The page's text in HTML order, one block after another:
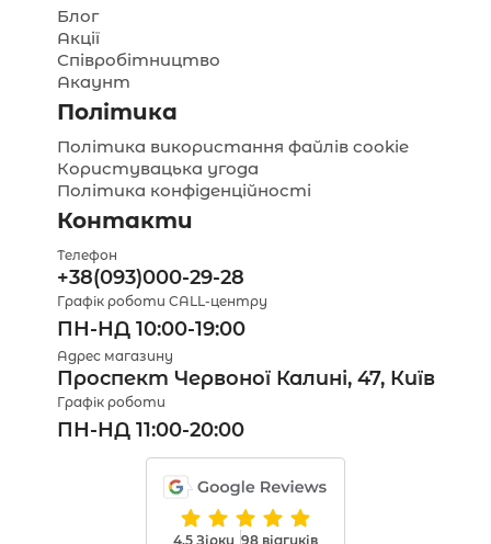
Блог
Акції
Співробітництво
Акаунт
Політика
Політика використання файлів cookie
Користувацька угода
Політика конфіденційності
Контакти
Телефон
+38(093)000-29-28
Графік роботи CALL-центру
ПН-НД 10:00-19:00
Адрес магазину
Проспект Червоної Калині, 47, Київ
Графік роботи
ПН-НД 11:00-20:00
4.5 Зірки 98 відгуків